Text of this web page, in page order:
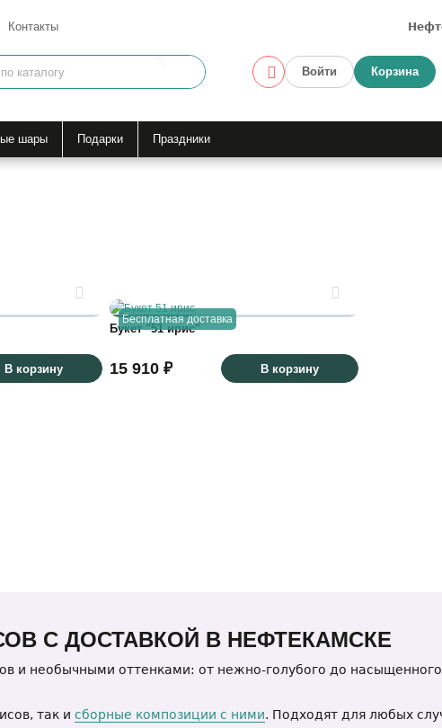
Контакты
Войти Корзина
шары Подарки Праздники
В корзину
Бесплатная доставка
Букет "51 ирис"
15 910 ₽ В корзину
С ДОСТАВКОЙ В НЕФТЕКАМСКЕ
и необычными оттенками: от нежно-голубого до
так и сборные композиции с ними. Подходят для любых